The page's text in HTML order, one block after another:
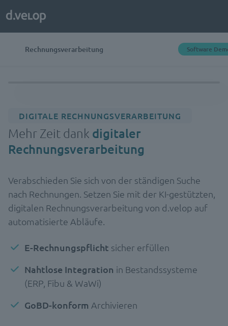
Rechnungsverarbeitung Software
DIGITALE RECHNUNGSVERARBEITUNG
Mehr Zeit dank digitaler
Rechnungsverarbeitung
Verabschieden Sie sich von der ständigen Suche
nach Rechnungen. Setzen Sie mit der KI-gestützten,
digitalen Rechnungsverarbeitung von d.velop auf
automatisierte Abläufe.
E-Rechnungspflicht sicher erfüllen
Nahtlose Integration in Bestandssysteme
(ERP, Fibu & WaWi)
GoBD-konform Archivieren